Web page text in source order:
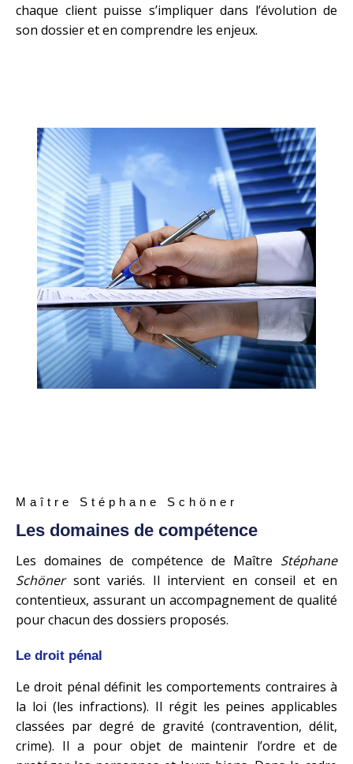
chaque client puisse s’impliquer dans l’évolution de
son dossier et en comprendre les enjeux.
Maître Stéphane Schöner
Les domaines de compétence
Les domaines de compétence de Maître Stéphane
Schönersont variés. Il intervient en conseil et en
contentieux, assurant un accompagnement de qualité
pour chacun des dossiers proposés.
Le droit pénal
Le droit pénal définit les comportements contraires à
la loi (les infractions). Il régit les peines applicables
classées par degré de gravité (contravention, délit,
crime). Il a pour objet de maintenir l’ordre et de